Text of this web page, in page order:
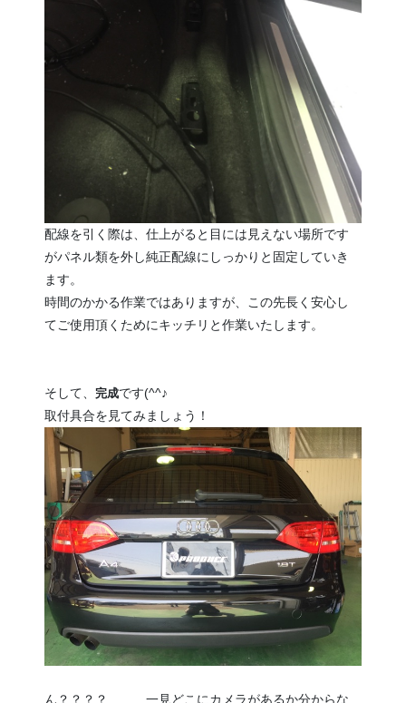
配線を引く際は、仕上がると目には見えない場所です
がパネル類を外し純正配線にしっかりと固定していき
ます。
時間のかかる作業ではありますが、この先長く安心し
てご使用頂くためにキッチリと作業いたします。
そして、完成です(^^♪
取付具合を見てみましょう！
ん？？？？ 一見どこにカメラがあるか分からな